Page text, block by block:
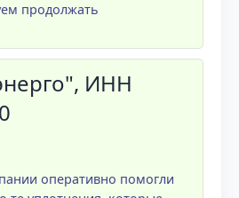
продолжать
ИНН
оперативно помогли